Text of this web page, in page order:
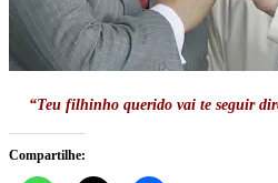
“Teu filhinho querido vai te seguir
Compartilhe: